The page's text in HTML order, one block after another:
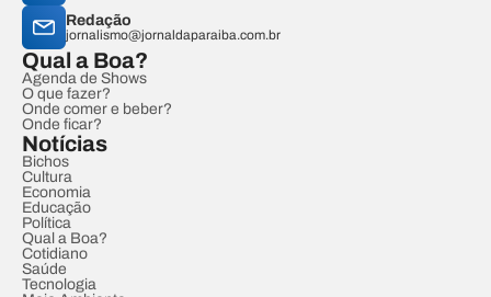
Redação
jornalismo@jornaldaparaiba.com.br
Qual a Boa?
Agenda de Shows
O que fazer?
Onde comer e beber?
Onde ficar?
Notícias
Bichos
Cultura
Economia
Educação
Política
Qual a Boa?
Cotidiano
Saúde
Tecnologia